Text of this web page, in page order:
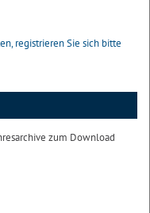
registrieren Sie sich bitte
zum Download